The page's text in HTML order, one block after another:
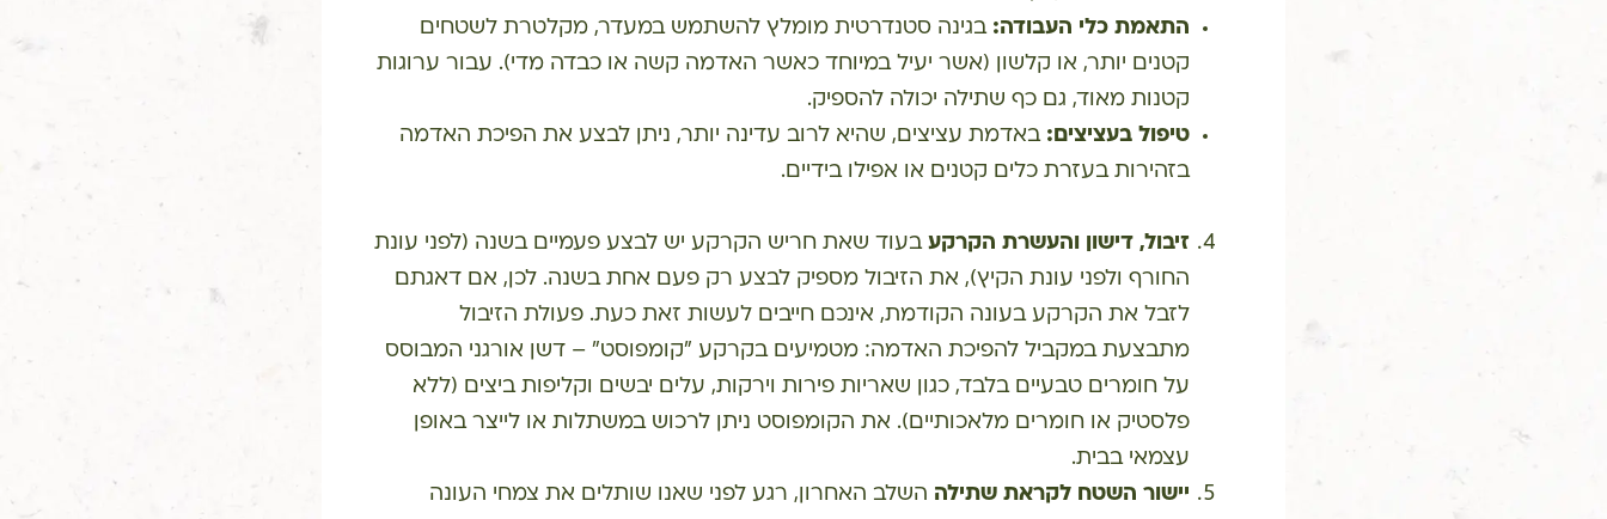
התאמת כלי העבודה: בגינה סטנדרטית מומלץ להשתמש במעדר, מקלטרת לשטחים
קטנים יותר, או קלשון (אשר יעיל במיוחד כאשר האדמה קשה או כבדה מדי). עבור ערוגות
קטנות מאוד, גם כף שתילה יכולה להספיק.
טיפול בעציצים: באדמת עציצים, שהיא לרוב עדינה יותר, ניתן לבצע את הפיכת האדמה
בזהירות בעזרת כלים קטנים או אפילו בידיים.
זיבול, דישון והעשרת הקרקע בעוד שאת חריש הקרקע יש לבצע פעמיים בשנה (לפני עונת
החורף ולפני עונת הקיץ), את הזיבול מספיק לבצע רק פעם אחת בשנה. לכן, אם דאגתם
לזבל את הקרקע בעונה הקודמת, אינכם חייבים לעשות זאת כעת. פעולת הזיבול
מתבצעת במקביל להפיכת האדמה: מטמיעים בקרקע "קומפוסט" – דשן אורגני המבוסס
על חומרים טבעיים בלבד, כגון שאריות פירות וירקות, עלים יבשים וקליפות ביצים (ללא
פלסטיק או חומרים מלאכותיים). את הקומפוסט ניתן לרכוש במשתלות או לייצר באופן
עצמאי בבית.
יישור השטח לקראת שתילה השלב האחרון, רגע לפני שאנו שותלים את צמחי העונה